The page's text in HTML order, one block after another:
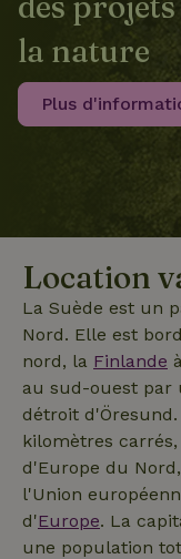
la nature
Plus
Location
La Suède est un
Nord. Elle est
nord, la Finlande
au sud-ouest par
détroit
kilomètres
d'Europe du
l'Union
d'Europe. La
une population
_ga_JRK1QL37RY
IDE
policy
_nhft_new-